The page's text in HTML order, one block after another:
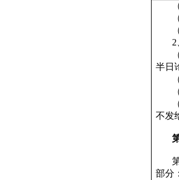
2
半日
不发
部分：